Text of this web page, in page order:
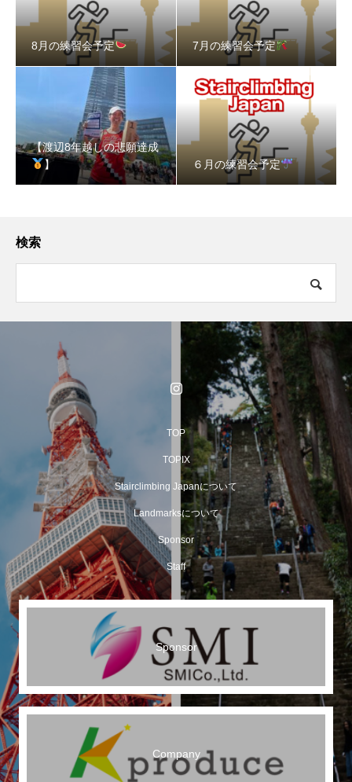
8月の練習会予定 7月の練習会予定
【渡辺8年越しの悲願達成
】
６月の練習会予定
検索
TOP
TOPIX
Stairclimbing Japanについて
Landmarksについて
Sponsor
Staff
Sponsor
Company